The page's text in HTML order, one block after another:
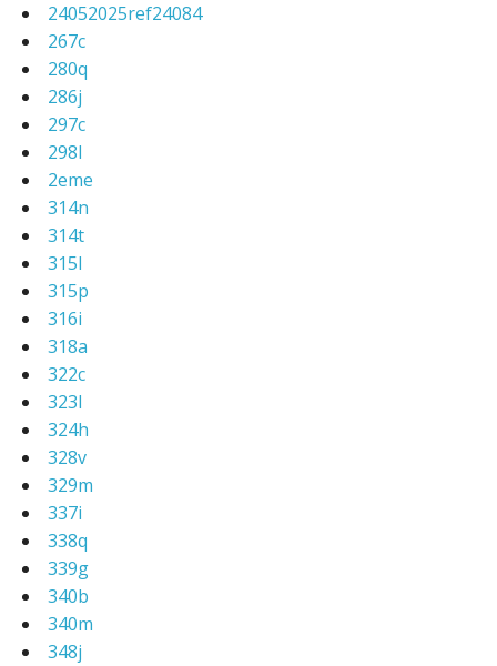
24052025ref24084
267c
280q
286j
297c
298l
2eme
314n
314t
315l
315p
316i
318a
322c
323l
324h
328v
329m
337i
338q
339g
340b
340m
348j